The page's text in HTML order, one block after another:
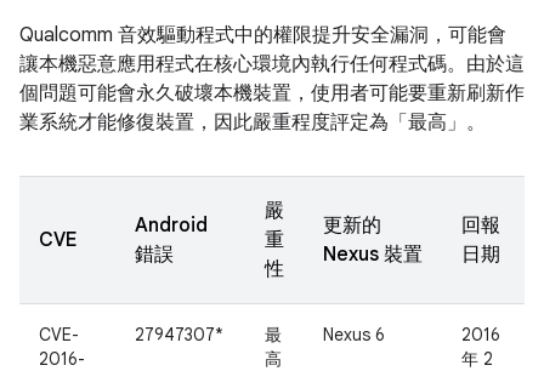
Qualcomm 音效驅動程式中的權限提升安全漏洞，可能會
讓本機惡意應用程式在核心環境內執行任何程式碼。由於這
個問題可能會永久破壞本機裝置，使用者可能要重新刷新作
業系統才能修復裝置，因此嚴重程度評定為「最高」。
CVE
Android
錯誤
嚴
重
性
更新的
Nexus 裝置
回報
日期
CVE-
2016-
27947307*
最
高
Nexus 6
2016
年 2